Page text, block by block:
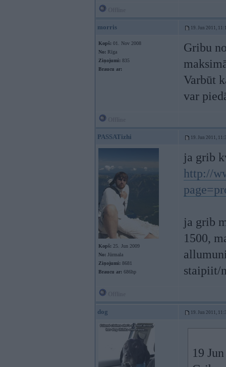
morris 19. Jun 2011,
Kopš: 01. Nov 2008
No: Rīga
Ziņojumi: 835
Braucu ar:
Gribu
Varbūt
var
PASSATizhi 19. Jun 2011,
Kopš: 25. Jun 2009
No: Jūrmala
Ziņojumi: 8681
Braucu ar: 686hp
ja grib
http://
ja grib
1500,
staipiit/
dog 19. Jun 2011,
19